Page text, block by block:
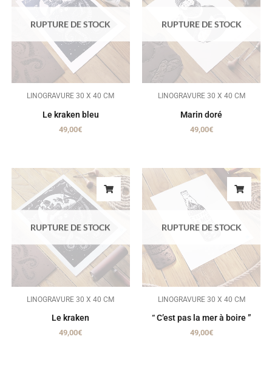
RUPTURE DE STOCK
LINOGRAVURE 30 X 40 CM
Le kraken bleu
49,00€
RUPTURE DE STOCK
LINOGRAVURE 30 X 40 CM
Marin doré
49,00€
RUPTURE DE STOCK
LINOGRAVURE 30 X 40 CM
Le kraken
49,00€
RUPTURE DE STOCK
LINOGRAVURE 30 X 40 CM
“ C’est pas la mer à boire ”
49,00€